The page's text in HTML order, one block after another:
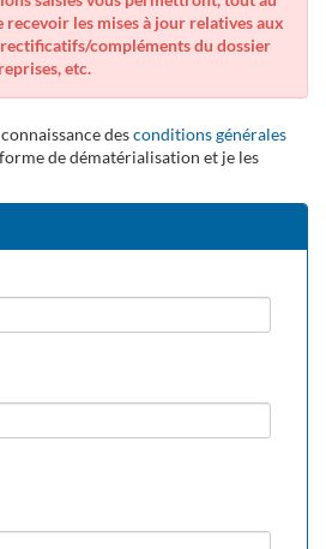
recevoir les mises à jour relatives aux
compléments du dossier
etc.
desconditions générales
de dématérialisation et je les